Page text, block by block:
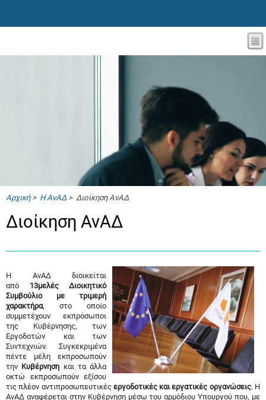
Αρχική> Η ΑνΑΔ > Διοίκηση ΑνΑΔ
Διοίκηση ΑνΑΔ
Η ΑνΑΔ διοικείται
από 13μελές Διοικητικό
Συμβούλιο με τριμερή
χαρακτήρα, στο οποίο
συμμετέχουν εκπρόσωποι
της Κυβέρνησης, των
Εργοδοτών και των
Συντεχνιών. Συγκεκριμένα
πέντε μέλη εκπροσωπούν
την Κυβέρνηση και τα άλλα
οκτώ εκπροσωπούν εξίσου
τις πλέον αντιπροσωπευτικές εργοδοτικές και εργατικές οργανώσεις. Η
ΑνΑΔ αναφέρεται στην Κυβέρνηση μέσω του αρμόδιου Υπουργού που, με